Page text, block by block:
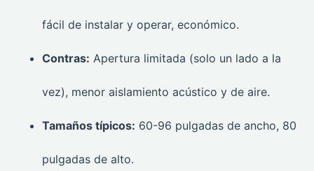
fácil de instalar y operar, económico.
Contras: Apertura limitada (solo un lado a la
vez), menor aislamiento acústico y de aire.
Tamaños típicos: 60-96 pulgadas de ancho, 80
pulgadas de alto.